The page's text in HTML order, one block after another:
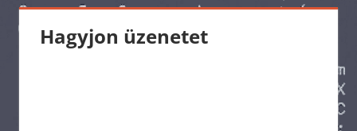
Hagyjon üzenetet